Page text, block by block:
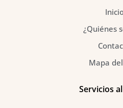
a
m
¿Quiénes
Mapa
Servicios